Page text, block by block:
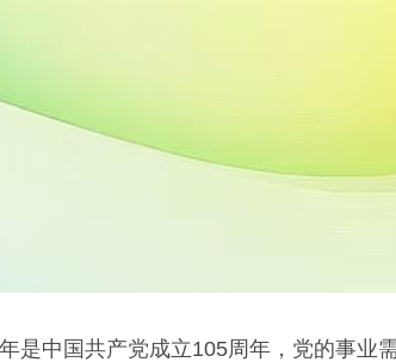
是中国共产党成立105周年，党的事业